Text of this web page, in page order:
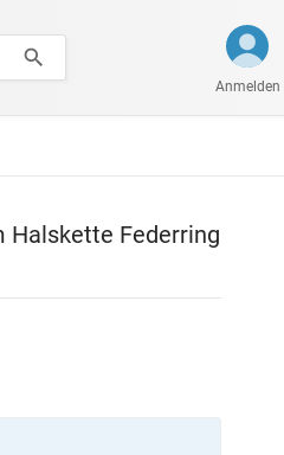
Anmelden
Halskette Federring